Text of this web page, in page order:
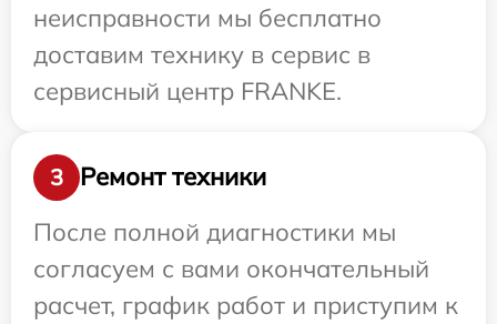
неисправности мы бесплатно
доставим технику в сервис в
сервисный центр FRANKE.
3
Ремонт техники
После полной диагностики мы
согласуем с вами окончательный
расчет, график работ и приступим к